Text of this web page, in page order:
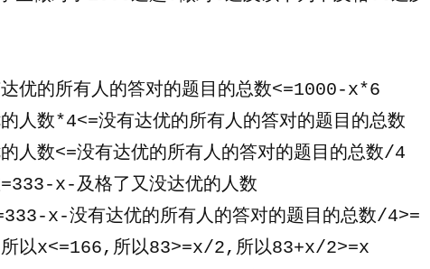
优的所有人的答对的题目的总数<=1000-x*6
人数*4<=没有达优的所有人的答对的题目的总数
人数<=没有达优的所有人的答对的题目的总数/4
x-及格了又没达优的人数
x-没有达优的所有人的答对的题目的总数/
以x<=166,所以83>=x/2,所以83+x/2>=x